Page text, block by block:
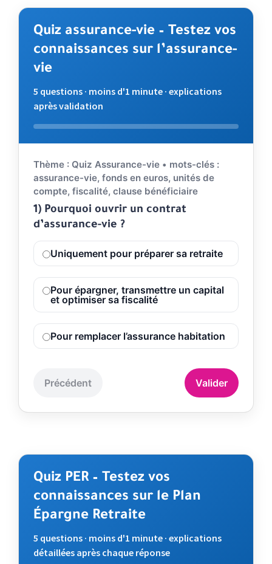
Quiz assurance-vie – Testez vos
connaissances sur l’assurance-
vie
5 questions · moins d'1 minute · explications
après validation
Répondez aux questions. Validez votre choix pour
Thème : Quiz Assurance-vie • mots-clés :
assurance-vie, fonds en euros, unités de
compte, fiscalité, clause bénéficiaire
1) Pourquoi ouvrir un contrat
d’assurance-vie ?
Uniquement pour préparer sa retraite
Pour épargner, transmettre un capital
et optimiser sa fiscalité
Pour remplacer l’assurance habitation
Précédent Valider
Quiz PER – Testez vos
connaissances sur le Plan
Épargne Retraite
5 questions · moins d'1 minute · explications
détaillées après chaque réponse